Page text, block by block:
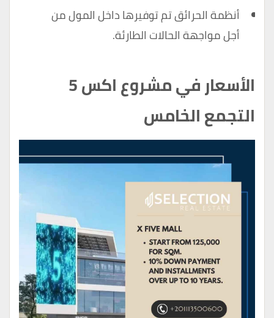
أنظمة الحرائق تم توفيرها داخل المول من
أجل مواجهة الحالات الطارئة.
الأسعار في مشروع اكس 5
التجمع الخامس